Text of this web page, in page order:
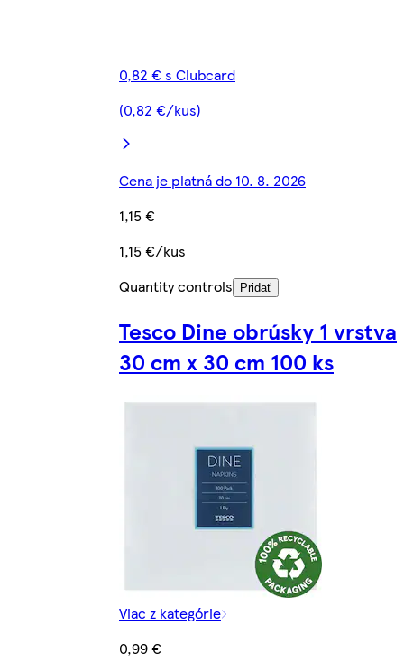
0,82 € s Clubcard
(0,82 €/kus)
Cena je platná do 10. 8. 2026
1,15 €
1,15 €/kus
Quantity controls
Pridať
Tesco Dine obrúsky 1 vrstva
30 cm x 30 cm 100 ks
Viac z kategórie
0,99 €